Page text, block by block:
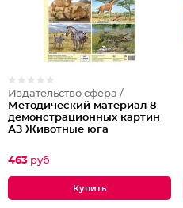
Издательство сфера /
Методический материал 8
демонстрационных картин
АЗ Животные юга
463 руб